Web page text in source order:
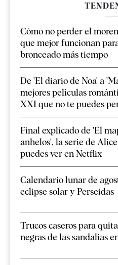
Cómo no perder el
que mejor funcionan
bronceado más tiempo
De 'El diario de Noa' a
mejores películas
XXI que no te puedes
Final explicado de 'El
anhelos', la serie de
puedes ver en Netflix
Calendario lunar de
eclipse solar y Perseidas
Trucos caseros para
negras de las sandalias